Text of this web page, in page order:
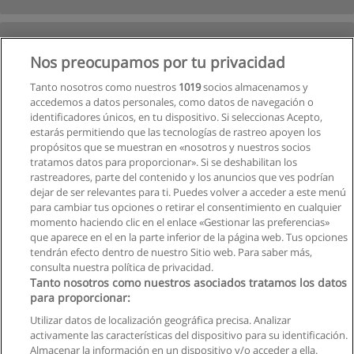
Siguiente
Página1de2
Nos preocupamos por tu privacidad
Tanto nosotros como nuestros 1019socios almacenamos y
accedemos a datos personales, como datos de navegación o
identificadores únicos, en tu dispositivo. Si seleccionas Acepto,
estarás permitiendo que las tecnologías de rastreo apoyen los
propósitos que se muestran en «nosotros y nuestros socios
tratamos datos para proporcionar». Si se deshabilitan los
rastreadores, parte del contenido y los anuncios que ves podrían
dejar de ser relevantes para ti. Puedes volver a acceder a este menú
para cambiar tus opciones o retirar el consentimiento en cualquier
momento haciendo clic en el enlace «Gestionar las preferencias»
que aparece en el en la parte inferior de la página web. Tus opciones
tendrán efecto dentro de nuestro Sitio web. Para saber más,
consulta nuestra política de privacidad.
Tanto nosotros como nuestros asociados tratamos los datos
para proporcionar:
Utilizar datos de localización geográfica precisa. Analizar
activamente las características del dispositivo para su identificación.
Almacenar la información en un dispositivo y/o acceder a ella.